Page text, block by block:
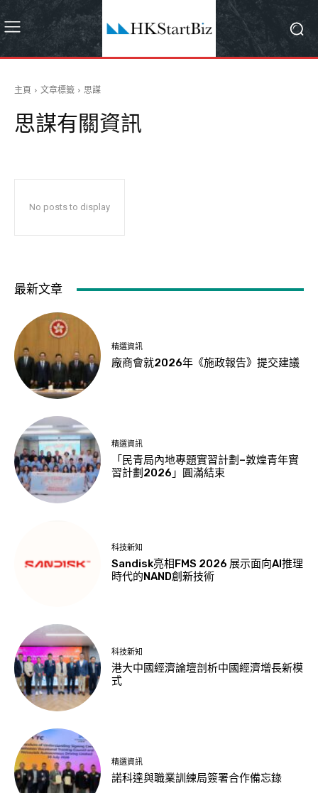
主頁 文章標籤 思謀
思謀有關資訊
No posts to display
最新文章
精選資訊
廠商會就2026年《施政報告》提交建議
精選資訊
「民青局內地專題實習計劃–敦煌青年實
習計劃2026」圓滿結束
科技新知
Sandisk亮相FMS 2026 展示面向AI推理
時代的NAND創新技術
科技新知
港大中國經濟論壇剖析中國經濟增長新模
式
精選資訊
諾科達與職業訓練局簽署合作備忘錄